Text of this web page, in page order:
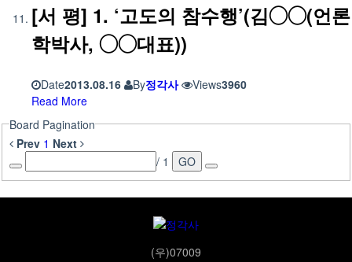
[서 평] 1. ‘고도의 참수행’(김◯◯(언론
학박사, ◯◯대표))
Date2013.08.16 By정각사 Views3960
Read More
Board Pagination
Prev 1 Next
/ 1
GO
(우)07009